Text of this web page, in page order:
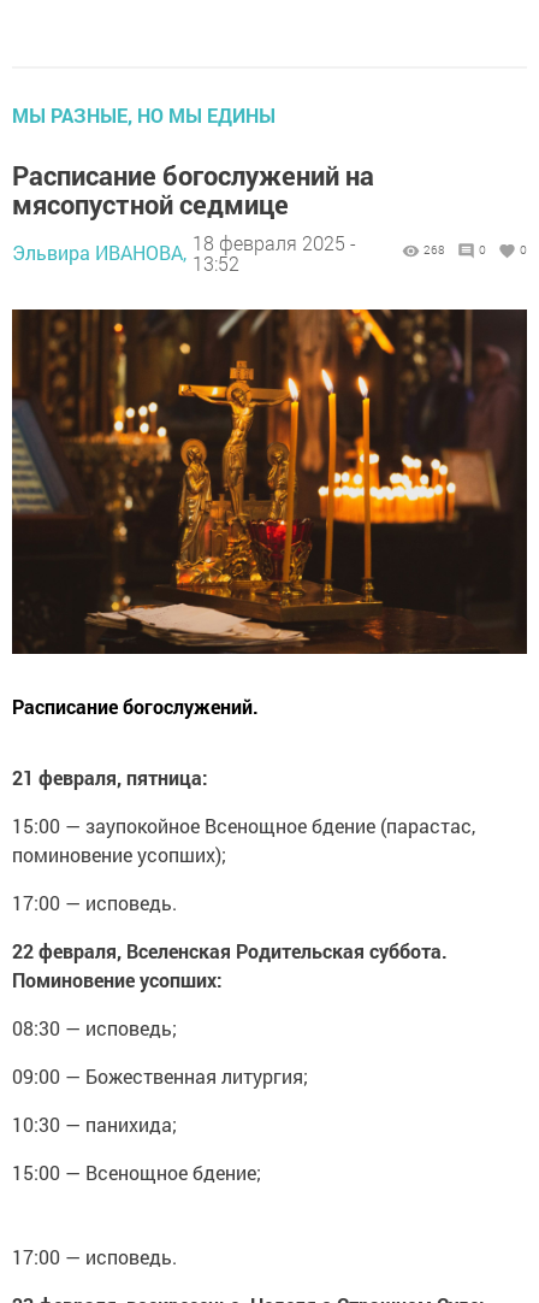
МЫ РАЗНЫЕ, НО МЫ ЕДИНЫ
Расписание богослужений на
мясопустной седмице
Эльвира ИВАНОВА, 18 февраля 2025 -
13:52
268 0 0
Расписание богослужений.
21 февраля, пятница:
15:00 — заупокойное Всенощное бдение (парастас,
поминовение усопших);
17:00 — исповедь.
22 февраля, Вселенская Родительская суббота.
Поминовение усопших:
08:30 — исповедь;
09:00 — Божественная литургия;
10:30 — панихида;
15:00 — Всенощное бдение;
17:00 — исповедь.